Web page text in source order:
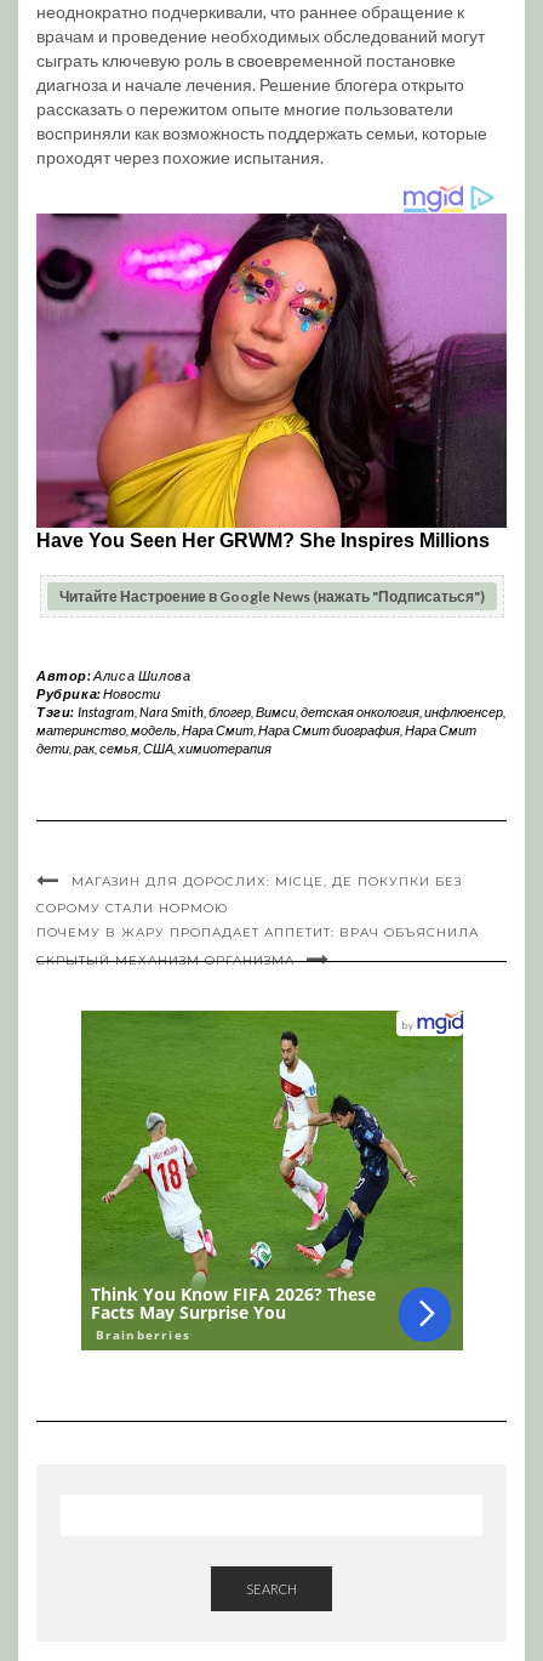
неоднократно подчеркивали, что раннее обращение к
врачам и проведение необходимых обследований могут
сыграть ключевую роль в своевременной постановке
диагноза и начале лечения. Решение блогера открыто
рассказать о пережитом опыте многие пользователи
восприняли как возможность поддержать семьи, которые
проходят через похожие испытания.
Читайте Настроение в Google News (нажать "Подписаться")
Автор:Алиса Шилова
Рубрика:Новости
Тэги: Instagram Nara Smith, блогер, Вимси, детская онкология, инфлюенсер,
материнство модель Нара Смит Нара Смит биография Нара Смит
дети рак, семья США химиотерапия
МАГАЗИН ДЛЯ ДОРОСЛИХ: МІСЦЕ, ДЕ ПОКУПКИ БЕЗ
СОРОМУ СТАЛИ НОРМОЮ
ПОЧЕМУ В ЖАРУ ПРОПАДАЕТ АППЕТИТ: ВРАЧ ОБЪЯСНИЛА
СКРЫТЫЙ МЕХАНИЗМ ОРГАНИЗМА
SEARCH